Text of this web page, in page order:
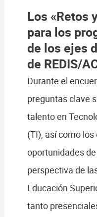
Los «Retos
para los
de los ejes
de REDIS/
Durante el
preguntas clave
talento en
(TI), así como
oportunidades
perspectiva de
Educación
tanto